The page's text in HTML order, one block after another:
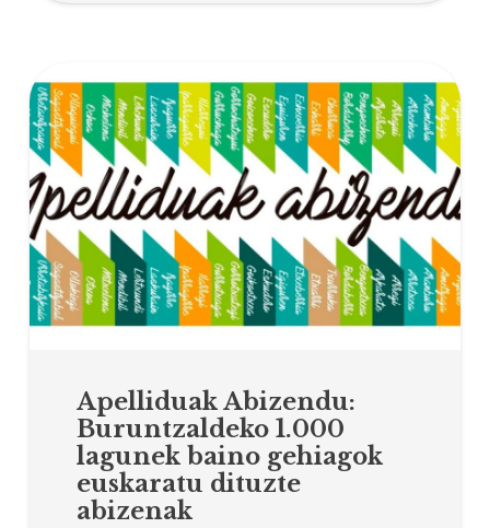
Apelliduak Abizendu:
Buruntzaldeko 1.000
lagunek baino gehiagok
euskaratu dituzte
abizenak